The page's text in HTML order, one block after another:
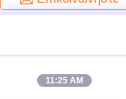
11:25 AM